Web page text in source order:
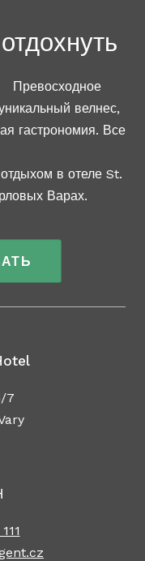
велнес,
гастрономия. Все
в отеле St.
Варах.
7